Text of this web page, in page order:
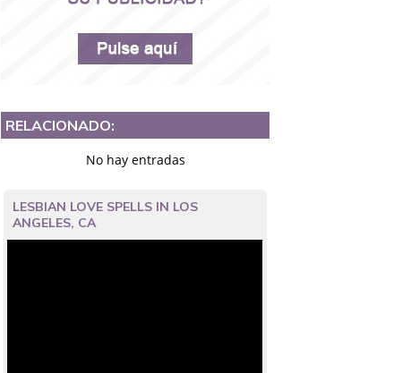
RELACIONADO:
No hay entradas
LESBIAN LOVE SPELLS IN LOS
ANGELES, CA